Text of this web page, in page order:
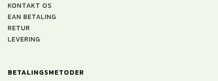
KONTAKT OS
EAN BETALING
RETUR
LEVERING
BETALINGSMETODER